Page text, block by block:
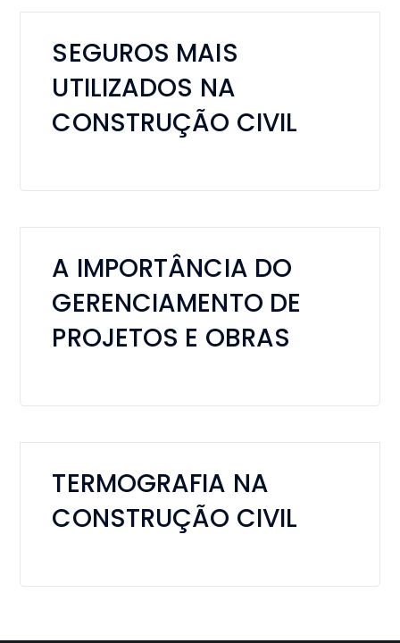
SEGUROS MAIS
UTILIZADOS NA
CONSTRUÇÃO CIVIL
A IMPORTÂNCIA DO
GERENCIAMENTO DE
PROJETOS E OBRAS
TERMOGRAFIA NA
CONSTRUÇÃO CIVIL